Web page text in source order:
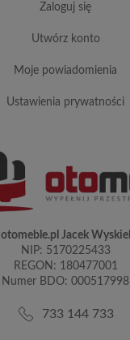
zaloguj się
utwórz konto
moje powiadomienia
ustawienia prywatności
otomeble.pl Jacek Wyskiel
NIP: 5170225433
REGON: 180477001
Numer BDO: 000517998
733 144 733